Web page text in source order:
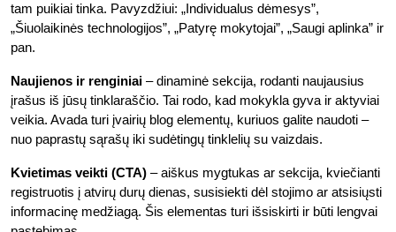
tam puikiai tinka. Pavyzdžiui: „Individualus dėmesys”,
„Šiuolaikinės technologijos”, „Patyrę mokytojai”, „Saugi aplinka” ir
pan.
Naujienos ir renginiai – dinaminė sekcija, rodanti naujausius
įrašus iš jūsų tinklaraščio. Tai rodo, kad mokykla gyva ir aktyviai
veikia. Avada turi įvairių blog elementų, kuriuos galite naudoti –
nuo paprastų sąrašų iki sudėtingų tinklelių su vaizdais.
Kvietimas veikti (CTA) – aiškus mygtukas ar sekcija, kviečianti
registruotis į atvirų durų dienas, susisiekti dėl stojimo ar atsisiųsti
informacinę medžiagą. Šis elementas turi išsiskirti ir būti lengvai